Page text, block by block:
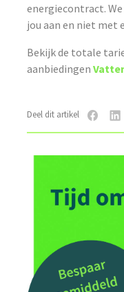
energiecontract.
jou aan en niet met
Bekijk de totale
aanbiedingen
Deel dit artikel